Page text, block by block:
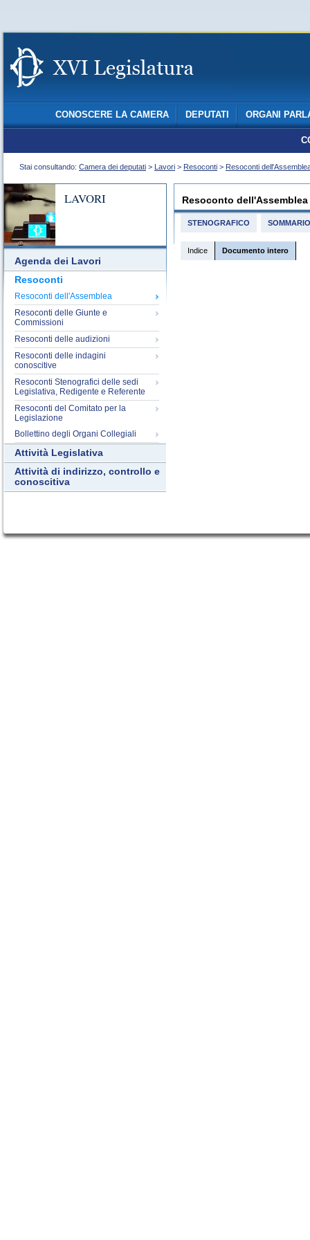
CONOSCERE LA CAMERA DEPUTATI ORGANI
Stai consultando: Camera dei deputati > Lavori > Resoconti > Resoconti
LAVORI
Agenda dei Lavori
Resoconti
Resoconti dell'Assemblea
Resoconti delle Giunte e
Commissioni
Resoconti delle audizioni
Resoconti delle indagini
conoscitive
Resoconti Stenografici delle sedi
Legislativa, Redigente e Referente
Resoconti del Comitato per la
Legislazione
Bollettino degli Organi Collegiali
Attività Legislativa
Attività di indirizzo, controllo e
conoscitiva
Resoconto dell'Assemblea
STENOGRAFICO SOMMARIO
Indice Documento intero